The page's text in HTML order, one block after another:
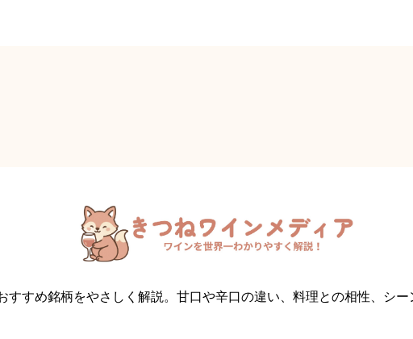
すめ銘柄をやさしく解説。甘口や辛口の違い、料理との相性、シ